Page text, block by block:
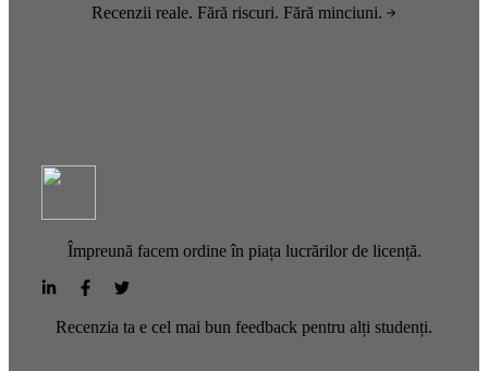
Recenzii reale. Fără riscuri. Fără minciuni.
Împreună facem ordine în piața lucrărilor de licență.
Recenzia ta e cel mai bun feedback pentru alți studenți.